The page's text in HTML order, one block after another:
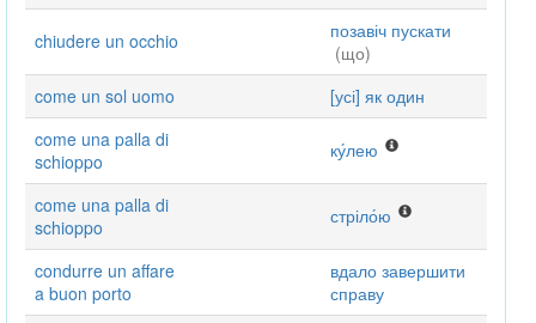
chiudere un occhio
позавіч пускати
(що)
come un sol uomo
[усі] як один
come una palla di
schioppo
ку́лею
come una palla di
schioppo
стріло́ю
condurre un affare
a buon porto
вдало завершити
справу